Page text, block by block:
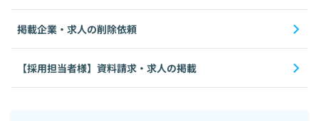
掲載企業・求人の削除依頼
【採用担当者様】資料請求・求人の掲載